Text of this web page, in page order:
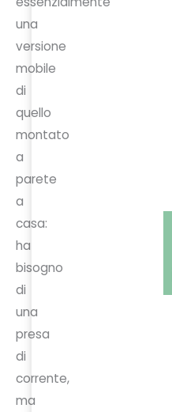
una
versione
mobile
di
quello
montato
a
parete
a
casa:
ha
bisogno
di
una
presa
di
corrente,
ma